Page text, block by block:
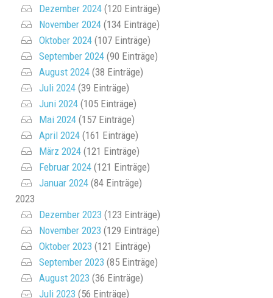
Dezember 2024 (120 Einträge)
November 2024 (134 Einträge)
Oktober 2024 (107 Einträge)
September 2024 (90 Einträge)
August 2024 (38 Einträge)
Juli 2024 (39 Einträge)
Juni 2024 (105 Einträge)
Mai 2024 (157 Einträge)
April 2024 (161 Einträge)
März 2024 (121 Einträge)
Februar 2024 (121 Einträge)
Januar 2024 (84 Einträge)
2023
Dezember 2023 (123 Einträge)
November 2023 (129 Einträge)
Oktober 2023 (121 Einträge)
September 2023 (85 Einträge)
August 2023 (36 Einträge)
Juli 2023 (56 Einträge)